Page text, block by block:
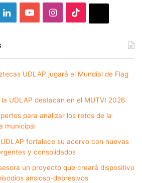
LinkedInYouTubeInstagram
UDLAP jugará el Mundial de Flag
UDLAP destacan en el MUTVI 2026
para analizar los retos de la
municipal
fortalece su acervo con nuevas
y consolidados
un proyecto que creará dispositivo
ansioso-depresivos